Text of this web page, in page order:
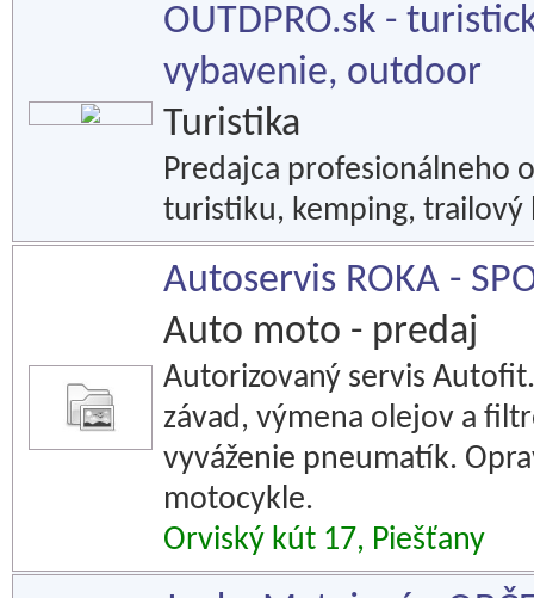
OUTDPRO.sk -
vybavenie, outdoor
Turistika
Predajca profesionálneho
turistiku, kemping,
Autoservis ROKA -
Auto moto - predaj
Autorizovaný servis
závad, výmena olejov a
vyváženie pneumatík.
motocykle.
Orviský kút 17, Piešťany